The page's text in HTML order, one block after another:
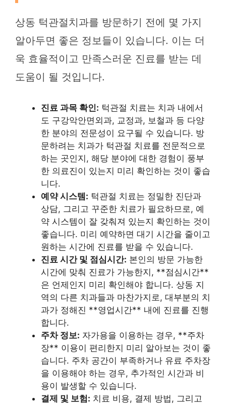
상동 턱관절치과를 방문하기 전에 몇 가지
알아두면 좋은 정보들이 있습니다. 이는 더
욱 효율적이고 만족스러운 진료를 받는 데
도움이 될 것입니다.
진료 과목 확인: 턱관절 치료는 치과 내에서
도 구강악안면외과, 교정과, 보철과 등 다양
한 분야의 전문성이 요구될 수 있습니다. 방
문하려는 치과가 턱관절 치료를 전문적으로
하는 곳인지, 해당 분야에 대한 경험이 풍부
한 의료진이 있는지 미리 확인하는 것이 좋습
니다.
예약 시스템: 턱관절 치료는 정밀한 진단과
상담, 그리고 꾸준한 치료가 필요하므로, 예
약 시스템이 잘 갖춰져 있는지 확인하는 것이
좋습니다. 미리 예약하면 대기 시간을 줄이고
원하는 시간에 진료를 받을 수 있습니다.
진료 시간 및 점심시간: 본인의 방문 가능한
시간에 맞춰 진료가 가능한지, **점심시간**
은 언제인지 미리 확인해야 합니다. 상동 지
역의 다른 치과들과 마찬가지로, 대부분의 치
과가 정해진 **영업시간** 내에 진료를 진행
합니다.
주차 정보: 자가용을 이용하는 경우, **주차
장** 이용이 편리한지 미리 알아보는 것이 좋
습니다. 주차 공간이 부족하거나 유료 주차장
을 이용해야 하는 경우, 추가적인 시간과 비
용이 발생할 수 있습니다.
결제 및 보험: 치료 비용, 결제 방법, 그리고